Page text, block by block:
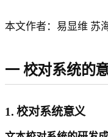
本文作者：易显维 苏
一 校对系统的
1. 校对系统意义